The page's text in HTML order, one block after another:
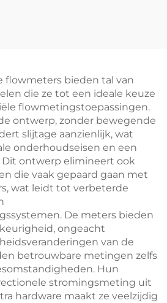
flowmeters bieden tal van
die ze tot een ideale keuze
flowmetingstoepassingen.
ontwerp, zonder bewegende
slijtage aanzienlijk, wat
onderhoudseisen en een
Dit ontwerp elimineert ook
die vaak gepaard gaan met
wat leidt tot verbeterde
De meters bieden
ongeacht
van de
betrouwbare metingen zelfs
Hun
stromingsmeting uit
hardware maakt ze veelzijdig